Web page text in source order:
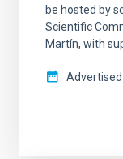
be hosted by
Scientific
Martín, with
Advertised